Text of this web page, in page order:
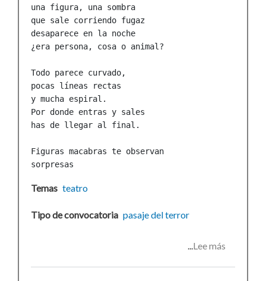
una figura, una sombra
que sale corriendo fugaz
desaparece en la noche
¿era persona, cosa o animal?
Todo parece curvado,
pocas líneas rectas
y mucha espiral.
Por donde entras y sales
has de llegar al final.
Figuras macabras te observan
sorpresas
Temas teatro
Tipo de convocatoria pasaje del terror
Lee más